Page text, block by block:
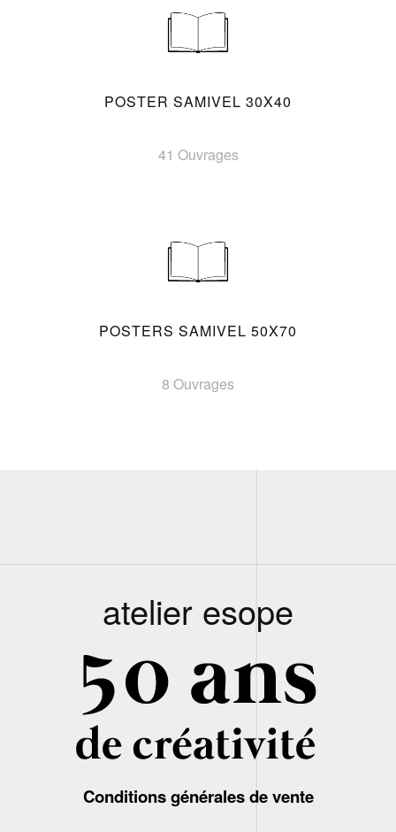
POSTER SAMIVEL 30X40
41 Ouvrages
POSTERS SAMIVEL 50X70
8 Ouvrages
atelier esope
Conditions générales de vente